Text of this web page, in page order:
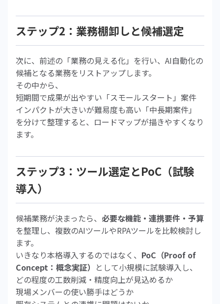
ステップ2：業務棚卸しと候補選定
次に、前述の「業務の見える化」を行い、AI自動化の
候補となる業務をリストアップします。
その中から、
短期間で成果が出やすい「スモールスタート」案件
インパクトが大きいが難易度も高い「中長期案件」
を分けて整理すると、ロードマップが描きやすくなり
ます。
ステップ3：ツール選定とPoC（試験
導入）
候補業務が決まったら、 必要な機能・連携要件・予算
を整理し、複数のAIツールやRPAツールを比較検討し
ます。
いきなり本格導入するのではなく、 PoC（Proof of
Concept：概念実証） として小規模に試験導入し、
どの程度の工数削減・精度向上が見込めるか
現場メンバーの使い勝手はどうか